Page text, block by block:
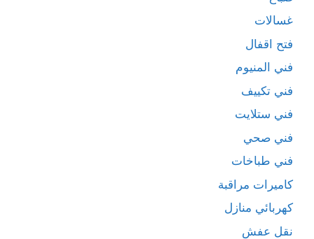
غسالات
فتح اقفال
فني المنيوم
فني تكييف
فني ستلايت
فني صحي
فني طباخات
كاميرات مراقبة
كهربائي منازل
نقل عفش